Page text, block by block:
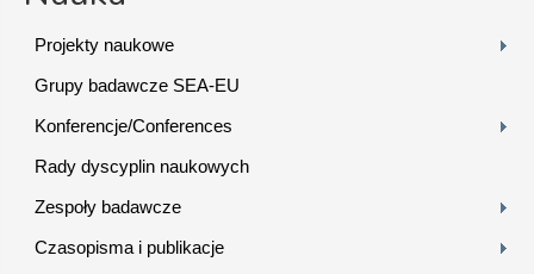
Projekty naukowe
Grupy badawcze SEA-EU
Konferencje/Conferences
Rady dyscyplin naukowych
Zespoły badawcze
Czasopisma i publikacje